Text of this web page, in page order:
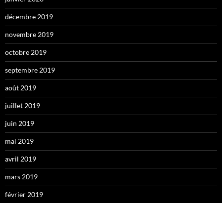
décembre 2019
novembre 2019
octobre 2019
septembre 2019
août 2019
juillet 2019
juin 2019
mai 2019
avril 2019
mars 2019
février 2019